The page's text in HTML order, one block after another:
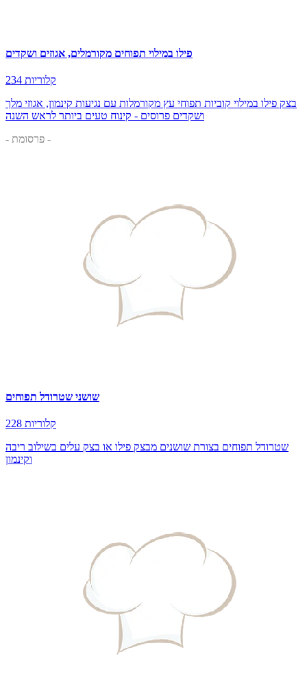
פילו במילוי תפוחים מקורמלים, אגוזים ושקדים
234 קלוריות
בצק פילו במילוי קוביות תפוחי עץ מקורמלות עם נגיעות קינמון, אגוזי מלך
ושקדים פרוסים - קינוח טעים ביותר לראש השנה
- פרסומת -
שושני שטרודל תפוחים
228 קלוריות
שטרודל תפוחים בצורת שושנים מבצק פילו או בצק עלים בשילוב ריבה
וקינמון